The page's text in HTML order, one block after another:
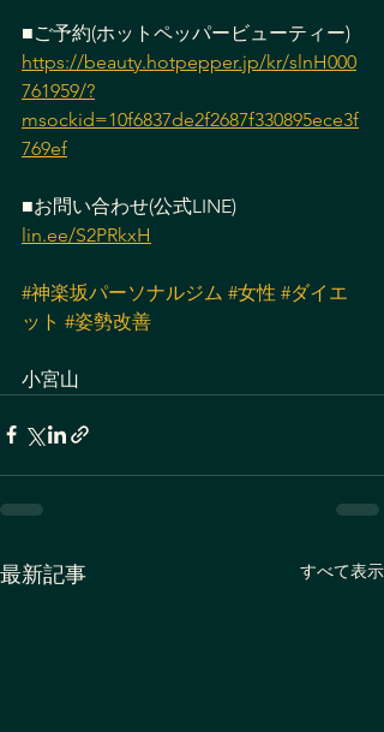
■ご予約(ホットペッパービューティー)
https://beauty.hotpepper.jp/kr/slnH000
761959/?
msockid=10f6837de2f2687f330895ece3f
769ef
■お問い合わせ(公式LINE)
lin.ee/S2PRkxH
#神楽坂パーソナルジム #女性 #ダイエ
ット #姿勢改善
小宮山
最新記事 すべて表示